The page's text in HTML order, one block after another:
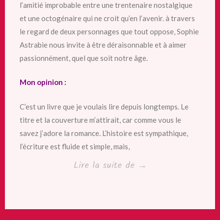
l’amitié improbable entre une trentenaire nostalgique
et une octogénaire qui ne croit qu’en l’avenir. à travers
le regard de deux personnages que tout oppose, Sophie
Astrabie nous invite à être déraisonnable et à aimer
passionnément, quel que soit notre âge.
Mon opinion :
C’est un livre que je voulais lire depuis longtemps. Le
titre et la couverture m’attirait, car comme vous le
savez j’adore la romance. L’histoire est sympathique,
l’écriture est fluide et simple, mais,
Lire la suite de « Le
de
→